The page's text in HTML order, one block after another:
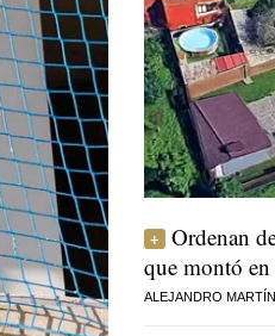
Ordenan
que montó
ALEJANDRO